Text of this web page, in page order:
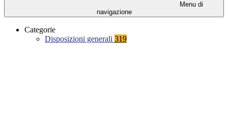
Menu di
navigazione
Categorie
Disposizioni generali 319